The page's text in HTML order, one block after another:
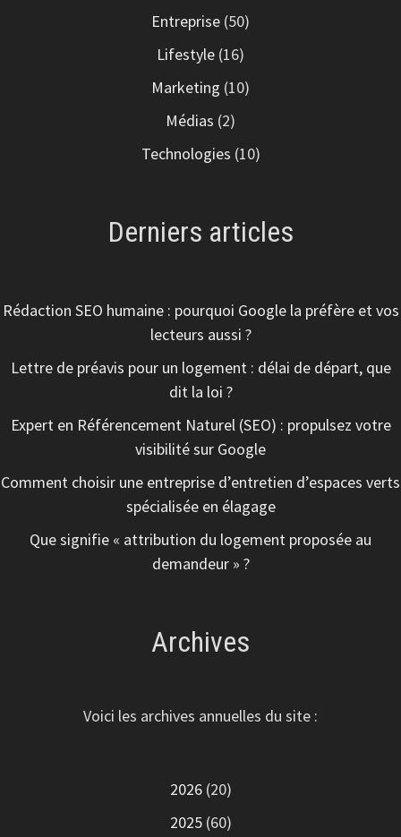
Entreprise (50)
Lifestyle (16)
Marketing (10)
Médias (2)
Technologies (10)
Derniers articles
Rédaction SEO humaine : pourquoi Google la préfère et vos
lecteurs aussi ?
Lettre de préavis pour un logement : délai de départ, que
dit la loi ?
Expert en Référencement Naturel (SEO) : propulsez votre
visibilité sur Google
Comment choisir une entreprise d’entretien d’espaces verts
spécialisée en élagage
Que signifie « attribution du logement proposée au
demandeur » ?
Archives
Voici les archives annuelles du site :
2026(20)
2025(60)